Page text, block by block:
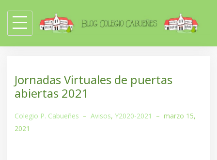
content
Jornadas Virtuales de puertas
abiertas 2021
Colegio P. Cabueñes – Avisos, Y2020-2021 – marzo 15,
2021